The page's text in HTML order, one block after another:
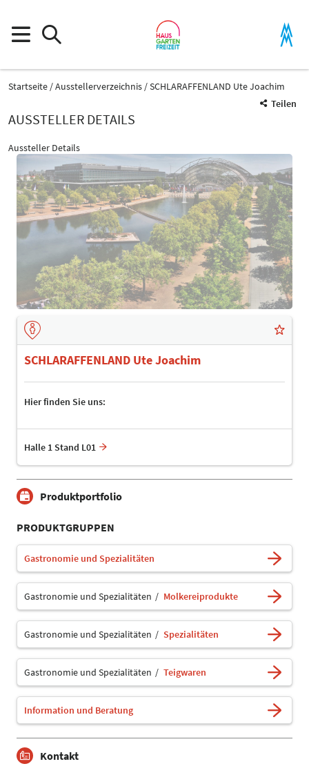
Startseite Ausstellerverzeichnis
SCHLARAFFENLAND Ute Joachim
Teilen
AUSSTELLER DETAILS
Aussteller Details
SCHLARAFFENLAND Ute Joachim
Hier finden Sie uns:
Halle 1 Stand L01
Produktportfolio
PRODUKTGRUPPEN
Gastronomie und Spezialitäten
Gastronomie und Spezialitäten Molkereiprodukte
Gastronomie und Spezialitäten Spezialitäten
Gastronomie und Spezialitäten Teigwaren
Information und Beratung
Kontakt